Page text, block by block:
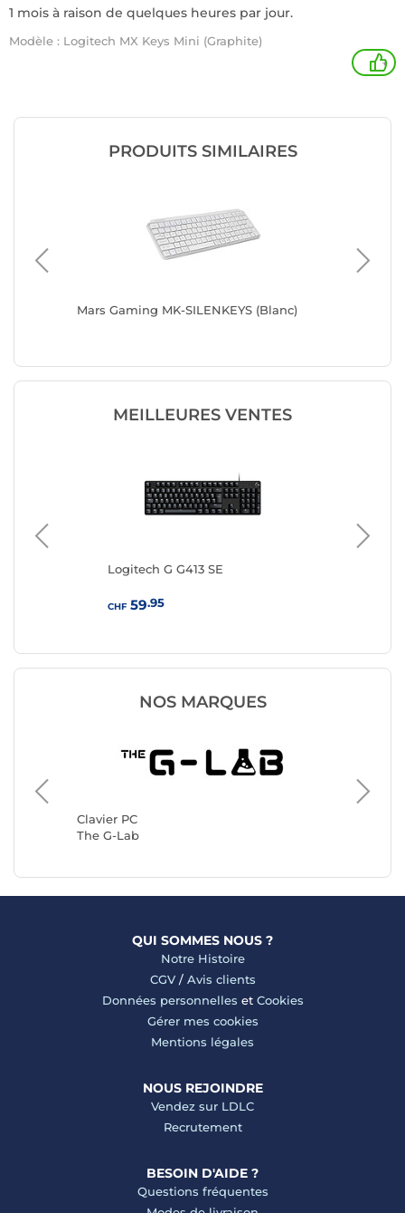
1 mois à raison de quelques heures par jour.
Modèle : Logitech MX Keys Mini (Graphite)
+
PRODUITS SIMILAIRES
Mars Gaming MK-SILENKEYS (Blanc)
MEILLEURES VENTES
Logitech G G413 SE
CHF59.95
NOS MARQUES
Clavier PC
The G-Lab
Clavier
QUI SOMMES NOUS ?
Notre Histoire
CGV/ Avis clients
Données personnelles et Cookies
Gérer mes cookies
Mentions légales
NOUS REJOINDRE
Vendez sur LDLC
Recrutement
BESOIN D'AIDE ?
Questions fréquentes